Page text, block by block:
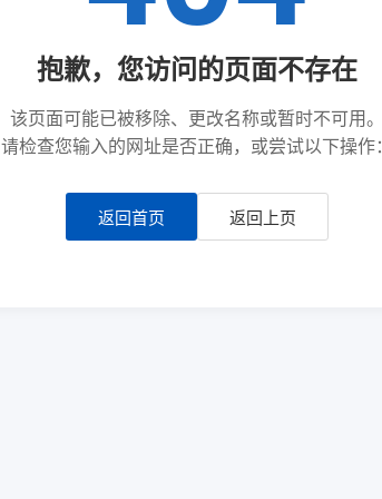
抱歉，您访问的页面不存在
该页面可能已被移除、更改名称或暂时不可用。
请检查您输入的网址是否正确，或尝试以下操作：
返回首页 返回上页